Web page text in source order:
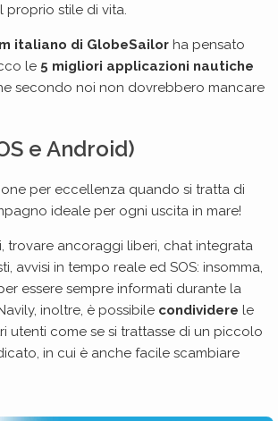
stile di vita.
italiano di GlobeSailor ha pensato
le 5 migliori applicazioni nautiche
secondo noi non dovrebbero mancare
e Android)
per eccellenza quando si tratta di
ideale per ogni uscita in mare!
trovare ancoraggi liberi, chat integrata
avvisi in tempo reale ed SOS: insomma,
essere sempre informati durante la
inoltre, è possibile condividere le
utenti come se si trattasse di un piccolo
in cui è anche facile scambiare